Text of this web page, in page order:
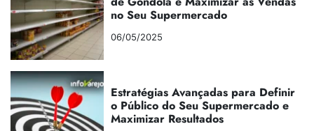
no Seu Supermercado
06/05/2025
Estratégias Avançadas para Definir
o Público do Seu Supermercado e
Maximizar Resultados